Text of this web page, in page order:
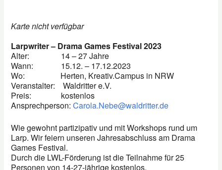
Karte nicht verfügbar
Larpwriter – Drama Games Festival 2023
Alter: 14 – 27 Jahre
Wann: 15.12. – 17.12.2023
Wo: Herten, Kreativ.Campus in NRW
Veranstalter: Waldritter e.V.
Preis: kostenlos
Ansprechperson:Carola.Nebe@waldritter.de
Wie gewohnt partizipativ und mit Workshops rund um
Larp. Wir feiern unseren Jahresabschluss am Drama
Games Festival.
Durch die LWL-Förderung ist die Teilnahme für 25
Personen von 14-27-jährige kostenlos.